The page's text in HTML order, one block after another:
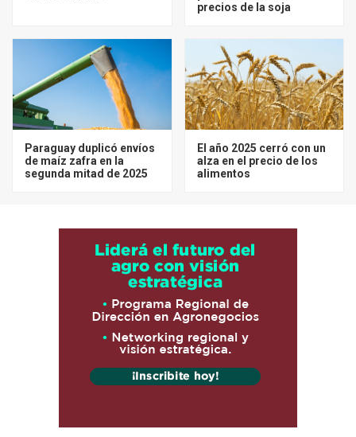
precios de la soja
Paraguay duplicó envíos
de maíz zafra en la
segunda mitad de 2025
El año 2025 cerró con un
alza en el precio de los
alimentos